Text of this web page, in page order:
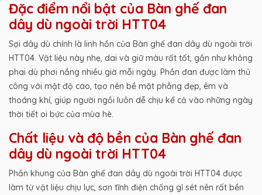
Đặc điểm nổi bật của Bàn ghế đan
dây dù ngoài trời HTT04
Sợi dây dù chính là linh hồn của Bàn ghế đan dây dù ngoài trời
HTT04. Vật liệu này nhẹ, dai và giữ màu rất tốt, gần như không
phai dù phơi nắng nhiều giờ mỗi ngày. Phần đan được làm thủ
công với mật độ cao, tạo nên bề mặt phẳng đẹp, êm và
thoáng khí, giúp người ngồi luôn dễ chịu kể cả vào những ngày
thời tiết oi bức của mùa hè.
Chất liệu và độ bền của Bàn ghế đan
dây dù ngoài trời HTT04
Phần khung của Bàn ghế đan dây dù ngoài trời HTT04 được
làm từ vật liệu chịu lực, sơn tĩnh điện chống gỉ sét nên rất bền